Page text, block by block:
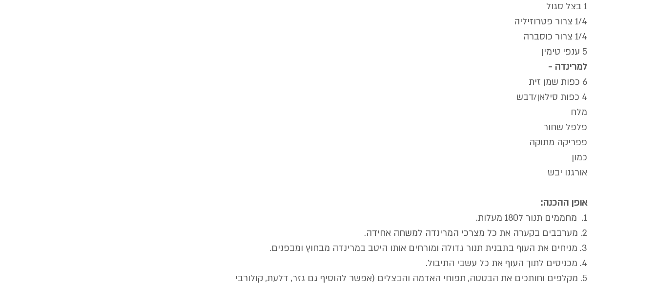
1 בצל סגול
1/4 צרור פטרוזיליה
1/4 צרור כוסברה
5 ענפי טימין
למרינדה -
6 כפות שמן זית
4 כפות סילאן/דבש
מלח
פלפל שחור
פפריקה מתוקה
כמון
אורגנו יבש
אופן ההכנה:
1.  מחממים תנור ל180 מעלות.
2. מערבבים בקערה את כל מצרכי המרינדה למשחה אחידה.
3. מניחים את העוף בתבנית תנור גדולה ומורחים אותו היטב במרינדה מבחוץ ומבפנים.
4. מכניסים לתוך העוף את כל עשבי התיבול.
5. מקלפים וחותכים את הבטטה, תפוחי האדמה והבצלים (אפשר להוסיף גם גזר, דלעת, קולורבי